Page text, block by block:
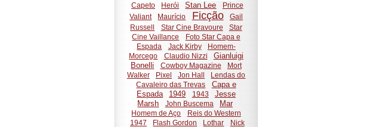
Capeto
Herói Stan Lee
Prince
Valiant
Maurício Ficção
Gail
Russell
Star Cine Bravoure
Star
Cine Vaillance
Foto Star Capa e
Espada
Jack Kirby
Homem-
Morcego
Claudio Nizzi
Gianluigi
Bonelli
Cowboy Magazine
Mort
Walker
Pixel Jon Hall
Lendas do
Cavaleiro das Trevas
Capa e
Espada
1949 1943
Jesse
Marsh
John Buscema Mar
Homem de Aço
Reis do Western
1947
Flash Gordon Lothar
Nick